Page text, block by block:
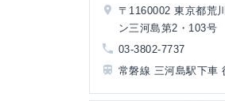
〒1160002 東京都荒
ン三河島第2・103号
03-3802-7737
常磐線 三河島駅下車